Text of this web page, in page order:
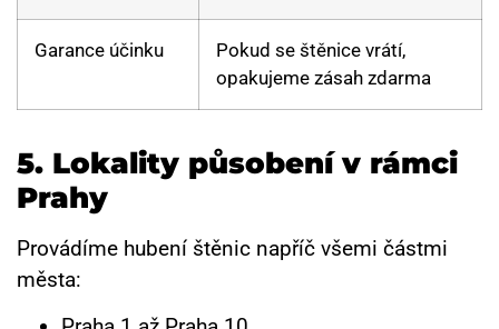
Garance účinku
Pokud se štěnice vrátí,
opakujeme zásah zdarma
5. Lokality působení v rámci
Prahy
Provádíme hubení štěnic napříč všemi částmi
města: